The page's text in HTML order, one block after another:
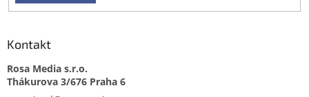
u
Kontakt
Rosa Media s.r.o.